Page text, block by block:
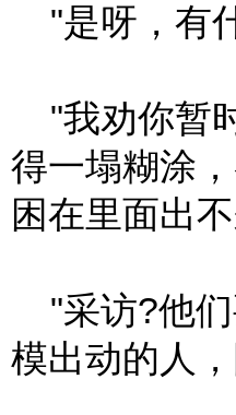
"是呀，有
"我劝你暂
得一塌糊涂
困在里面出
"采访?他们
模出动的人